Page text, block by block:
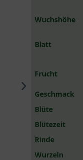
Wuchshöhe
Blatt
Frucht
Geschmack
Blüte
Blütezeit
Rinde
Wurzeln